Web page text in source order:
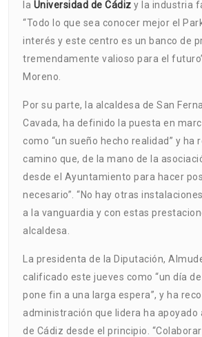
la Universidad de Cádiz y la industria
“Todo lo que sea conocer mejor el
interés y este centro es un banco de
tremendamente valioso para el
Moreno.
Por su parte, la alcaldesa de San
Cavada, ha definido la puesta en
como “un sueño hecho realidad” y ha
camino que, de la mano de la
desde el Ayuntamiento para hacer
necesario”. “No hay otras
a la vanguardia y con estas
alcaldesa.
La presidenta de la Diputación,
calificado este jueves como “un día
pone fin a una larga espera”, y ha
administración que lidera ha apoyado
de Cádiz desde el principio.